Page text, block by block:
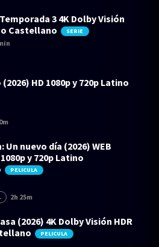
3 4K Dolby Visión
Castellano
SERIE
HD 1080p y 720p Latino
Un nuevo día (2026) WEB
1080p y 720p Latino
PELICULA
2h 25m
(2026) 4K Dolby Visión HDR
PELICULA